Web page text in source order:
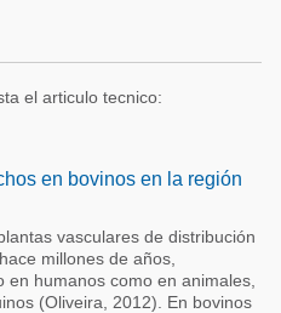
el articulo tecnico:
en bovinos en la región
vasculares de distribución
millones de años,
humanos como en animales,
(Oliveira, 2012). En bovinos